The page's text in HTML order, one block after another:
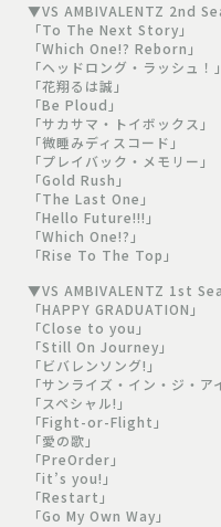
▼VS AMBIVALENTZ 2nd
「To The Next Story」
「Which One!? Reborn」
「ヘッドロング・ラッシュ！」
「花翔るは誠」
「Be Ploud」
「サカサマ・トイボックス」
「微睡みディスコード」
「プレイバック・メモリー」
「Gold Rush」
「The Last One」
「Hello Future!!!」
「Which One!?」
「Rise To The Top」
▼VS AMBIVALENTZ 1st
「HAPPY GRADUATION」
「Close to you」
「Still On Journey」
「ビバレンソング!」
「サンライズ・イン・ジ・ア
「スペシャル!」
「Fight-or-Flight」
「愛の歌」
「PreOrder」
「it’s you!」
「Restart」
「Go My Own Way」